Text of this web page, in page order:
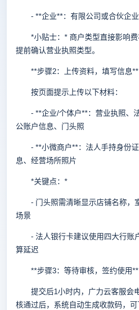
- **企业**：有限公司或合伙企业
*小贴士：* 商户类型直接影响费
提前确认营业执照类型。
**步骤2：上传资料，填写信息**
按页面提示上传以下材料：
- **企业/个体户**：营业执照、
公账户信息、门头照
- **小微商户**：法人手持身份证
息、经营场所照片
*关键点：*
- 门头照需清晰显示店铺名称，
场景
- 法人银行卡建议使用四大行账
算延迟
**步骤3：等待审核，签约使用**
提交后1小时内，广力云客服会
核通过后，系统自动生成收款码，